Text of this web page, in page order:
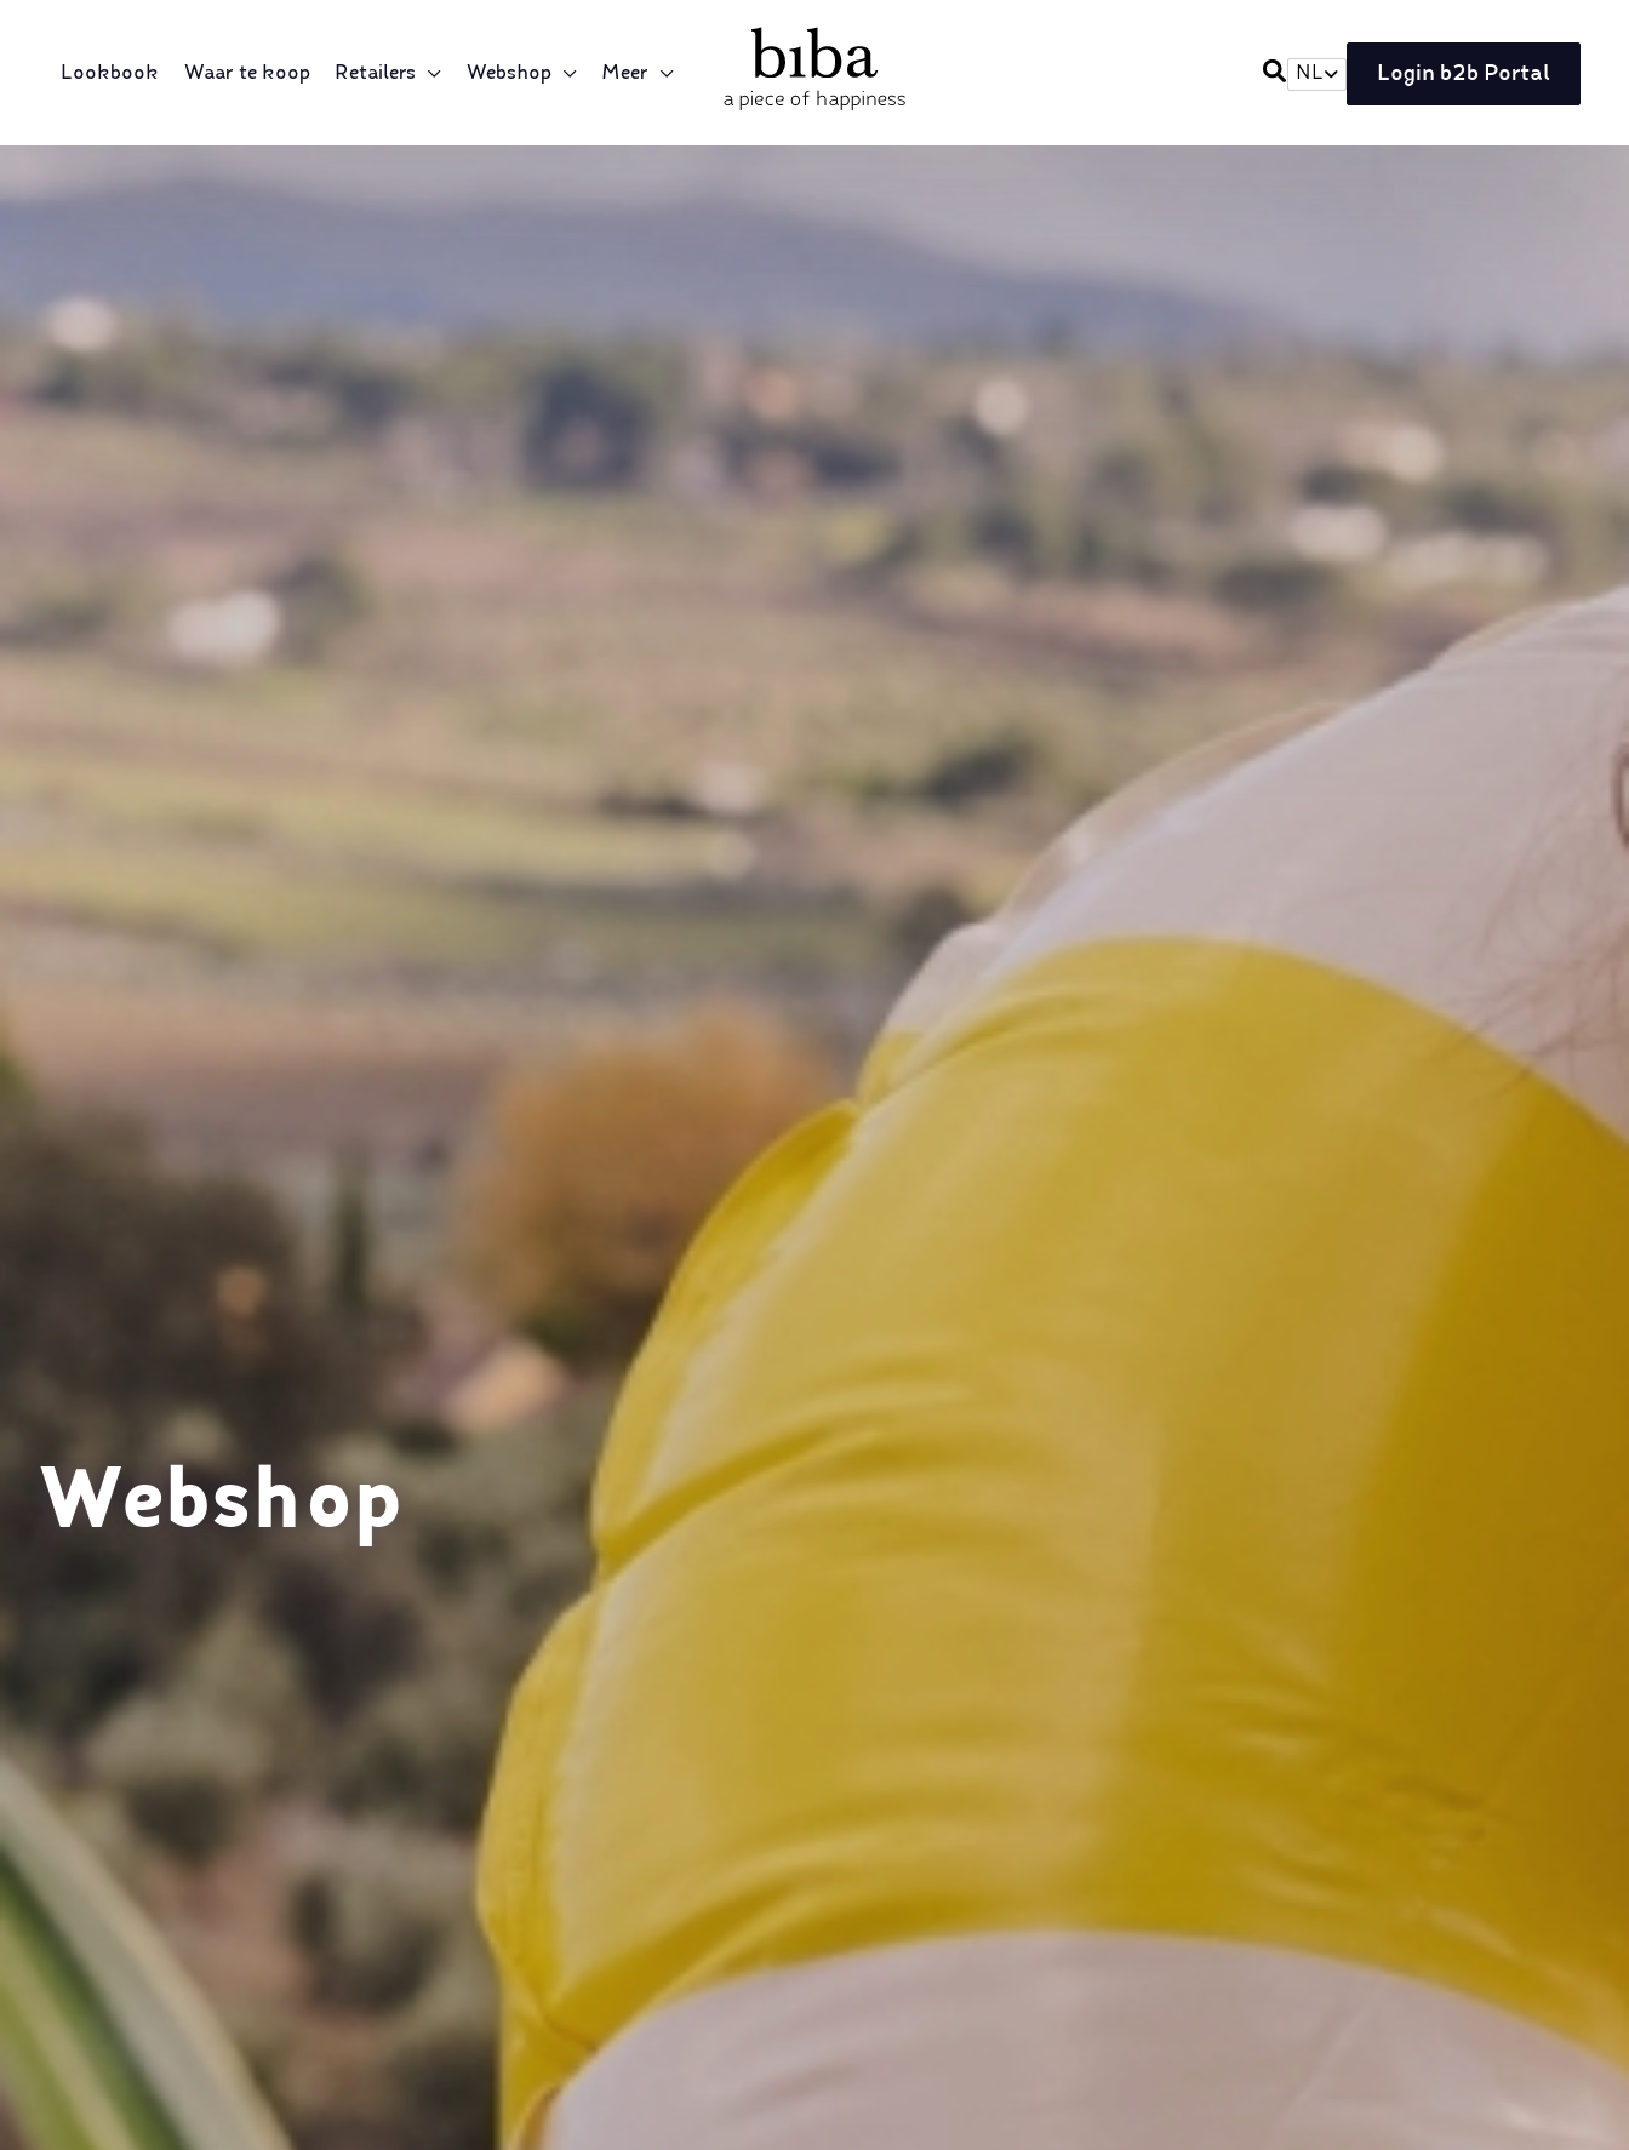
Lookbook Waar te koop Retailers Webshop Meer NL Login b2b Portal
Webshop